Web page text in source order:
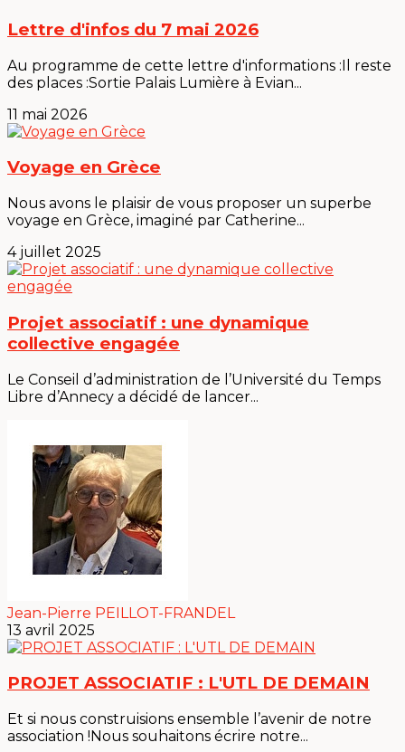
Lettre d'infos du 7 mai 2026
Au programme de cette lettre d'informations :Il reste
des places :Sortie Palais Lumière à Evian...
11 mai 2026
Voyage en Grèce
Nous avons le plaisir de vous proposer un superbe
voyage en Grèce, imaginé par Catherine...
4 juillet 2025
Projet associatif : une dynamique
collective engagée
Le Conseil d’administration de l’Université du Temps
Libre d’Annecy a décidé de lancer...
Jean-Pierre PEILLOT-FRANDEL
13 avril 2025
PROJET ASSOCIATIF : L'UTL DE DEMAIN
Et si nous construisions ensemble l’avenir de notre
association !Nous souhaitons écrire notre...